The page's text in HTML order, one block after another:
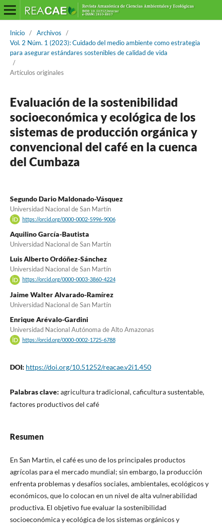
Inicio / Archivos
/
Vol. 2 Núm. 1 (2023): Cuidado del medio ambiente como estrategia
para asegurar estándares sostenibles de calidad de vida
/
Artículos originales
Evaluación de la sostenibilidad
socioeconómica y ecológica de los
sistemas de producción orgánica y
convencional del café en la cuenca
del Cumbaza
Segundo Dario Maldonado-Vásquez
Universidad Nacional de San Martín
https://orcid.org/0000-0002-5996-9006
Aquilino García-Bautista
Universidad Nacional de San Martín
Luis Alberto Ordóñez-Sánchez
Universidad Nacional de San Martín
https://orcid.org/0000-0003-3860-4224
Jaime Walter Alvarado-Ramírez
Universidad Nacional de San Martín
Enrique Arévalo-Gardini
Universidad Nacional Autónoma de Alto Amazonas
https://orcid.org/0000-0002-1725-6788
DOI: https://doi.org/10.51252/reacae.v2i1.450
Palabras clave: agricultura tradicional, caficultura sustentable,
factores productivos del café
Resumen
En San Martin, el café es uno de los principales productos
agrícolas para el mercado mundial; sin embargo, la producción
enfrenta problemas y desafíos sociales, ambientales, ecológicos y
económicos, que lo colocan en un nivel de alta vulnerabilidad
productiva. El objetivo fue evaluar la sostenibilidad
socioeconómica y ecológica de los sistemas orgánicos y